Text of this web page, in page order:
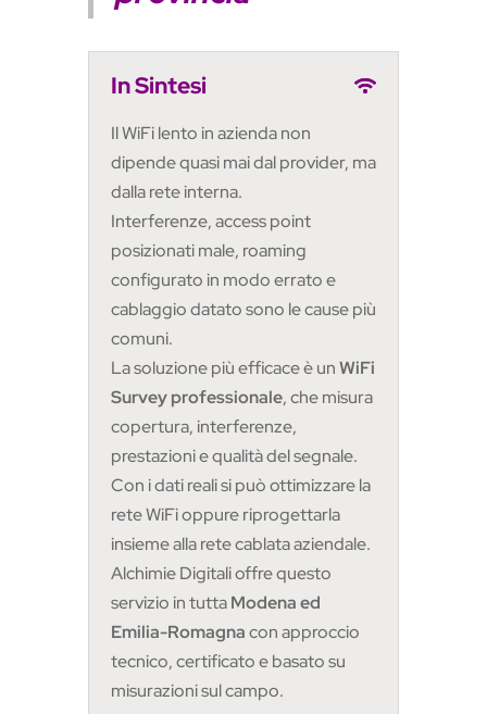
In Sintesi
Il WiFi lento in azienda non
dipende quasi mai dal provider, ma
dalla rete interna.
Interferenze, access point
posizionati male, roaming
configurato in modo errato e
cablaggio datato sono le cause più
comuni.
La soluzione più efficace è unWiFi
Survey professionale, che misura
copertura, interferenze,
prestazioni e qualità del segnale.
Con i dati reali si può ottimizzare la
rete WiFi oppure riprogettarla
insieme alla rete cablata aziendale.
Alchimie Digitali offre questo
servizio in tuttaModena ed
Emilia-Romagnacon approccio
tecnico, certificato e basato su
misurazioni sul campo.